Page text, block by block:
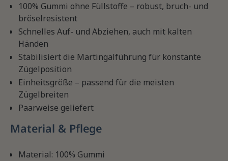
100% Gummi ohne Füllstoffe – robust, bruch- und
bröselresistent
Schnelles Auf- und Abziehen, auch mit kalten
Händen
Stabilisiert die Martingalführung für konstante
Zügelposition
Einheitsgröße – passend für die meisten
Zügelbreiten
Paarweise geliefert
Material & Pflege
Material: 100% Gummi